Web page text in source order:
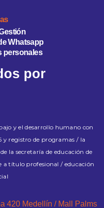
Whatsapp
personales
por
y el desarrollo humano con
y registro de programas / la
la secretaría de educación de
a título profesional / educación
420 Medellín / Mall Palms